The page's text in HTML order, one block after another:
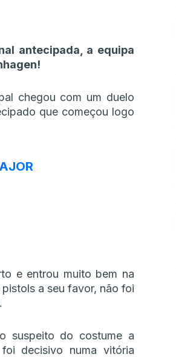
antecipada, a equipa
chegou com um duelo
que começou logo
e entrou muito bem na
a seu favor, não foi
suspeito do costume a
decisivo numa vitória